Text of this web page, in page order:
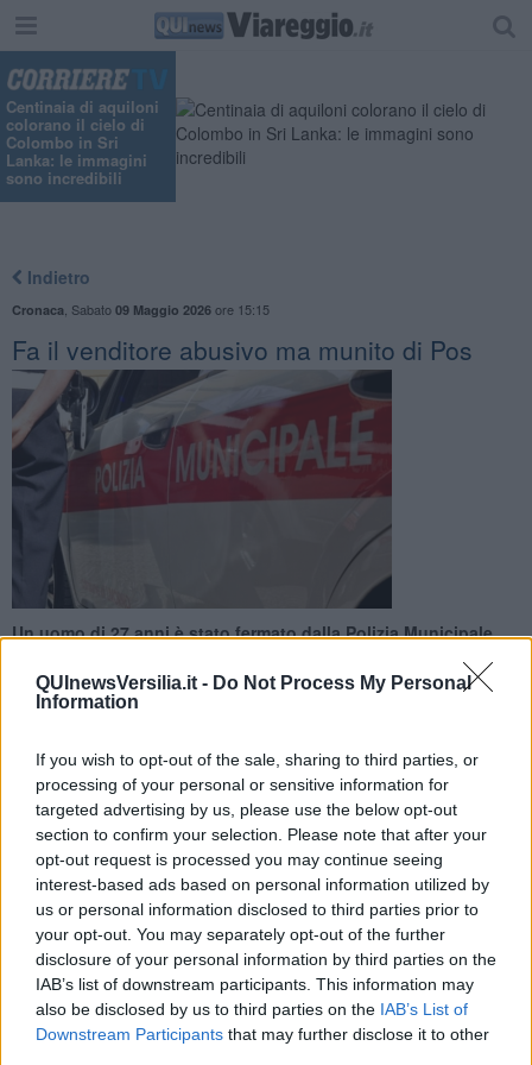
QUInewsVersilia.it - Do Not Process My Personal
Information
If you wish to opt-out of the sale, sharing to third parties, or
processing of your personal or sensitive information for
targeted advertising by us, please use the below opt-out
section to confirm your selection. Please note that after your
opt-out request is processed you may continue seeing
interest-based ads based on personal information utilized by
us or personal information disclosed to third parties prior to
your opt-out. You may separately opt-out of the further
disclosure of your personal information by third parties on the
IAB’s list of downstream participants. This information may
also be disclosed by us to third parties on the IAB’s List of
Downstream Participants that may further disclose it to other
Centinaia di aquiloni
colorano il cielo di
Colombo in Sri
Lanka: le immagini
sono incredibili
Indietro
Cronaca Sabato 09 Maggio 2026ore 15:15
Fa il venditore abusivo ma munito di Pos
Un uomo di 27 anni è stato fermato dalla Polizia Municipale
autorizzazioni
FORTE DEI MARMI —È stato sorpreso con sciarpe, borse e
bigiotteria mentre stava rientrando dal mare, sprovvisto di
autorizzazioni alla vendita, ma con ilPosa seguito.
Così, alla fine, un giovane uomo di 27 anni, originario del
Pakistan e con regolare permesso di soggiorno, è stato identificato
e sanzionato conuna multa da 5mila euro, comminata dagli
agenti della Polizia Municipaledi Forte dei Marmi.